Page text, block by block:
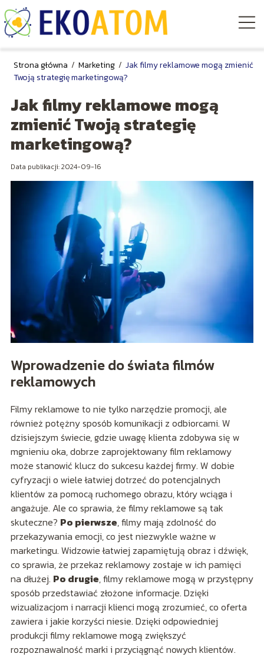
Strona główna / Marketing / Jak filmy reklamowe mogą zmienić
Twoją strategię marketingową?
Jak filmy reklamowe mogą
zmienić Twoją strategię
marketingową?
Data publikacji: 2024-09-16
Wprowadzenie do świata filmów
reklamowych
Filmy reklamowe to nie tylko narzędzie promocji, ale
również potężny sposób komunikacji z odbiorcami. W
dzisiejszym świecie, gdzie uwagę klienta zdobywa się w
mgnieniu oka, dobrze zaprojektowany film reklamowy
może stanowić klucz do sukcesu każdej firmy. W dobie
cyfryzacji o wiele łatwiej dotrzeć do potencjalnych
klientów za pomocą ruchomego obrazu, który wciąga i
angażuje. Ale co sprawia, że filmy reklamowe są tak
skuteczne? Po pierwsze, filmy mają zdolność do
przekazywania emocji, co jest niezwykle ważne w
marketingu. Widzowie łatwiej zapamiętują obraz i dźwięk,
co sprawia, że przekaz reklamowy zostaje w ich pamięci
na dłużej. Po drugie, filmy reklamowe mogą w przystępny
sposób przedstawiać złożone informacje. Dzięki
wizualizacjom i narracji klienci mogą zrozumieć, co oferta
zawiera i jakie korzyści niesie. Dzięki odpowiedniej
produkcji filmy reklamowe mogą zwiększyć
rozpoznawalność marki i przyciągnąć nowych klientów.